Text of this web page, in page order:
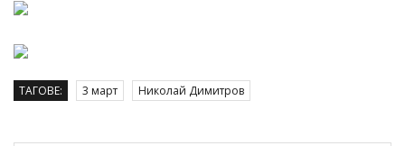
ТАГОВЕ: 3 март Николай Димитров